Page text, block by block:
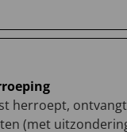
herroept,
(met